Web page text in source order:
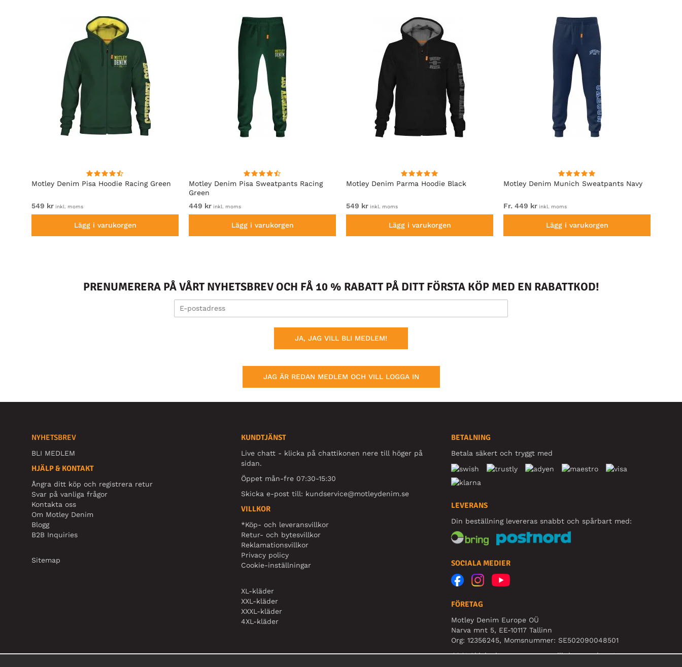
Motley Denim Pisa Hoodie Racing Green
549 kr inkl. moms
Lägg i varukorgen
Motley Denim Pisa Sweatpants Racing
Green
449 kr inkl. moms
Lägg i varukorgen
Motley Denim Parma Hoodie Black
549 kr inkl. moms
Lägg i varukorgen
Motley Denim Munich Sweatpants Navy
Fr. 449 kr inkl. moms
Lägg i varukorgen
PRENUMERERA PÅ VÅRT NYHETSBREV OCH FÅ 10 % RABATT PÅ DITT FÖRSTA KÖP MED EN RABATTKOD!
JA, JAG VILL BLI MEDLEM!
JAG ÄR REDAN MEDLEM OCH VILL LOGGA IN
NYHETSBREV
BLI MEDLEM
HJÄLP & KONTAKT
Ångra ditt köp och registrera retur
Svar på vanliga frågor
Kontakta oss
Om Motley Denim
Blogg
B2B Inquiries
Sitemap
KUNDTJÄNST
Live chatt - klicka på chattikonen nere till höger på
sidan.
Öppet mån-fre 07:30-15:30
Skicka e-post till: kundservice@motleydenim.se
VILLKOR
*Köp- och leveransvillkor
Retur- och bytesvillkor
Reklamationsvillkor
Privacy policy
Cookie-inställningar
XL-kläder
XXL-kläder
XXXL-kläder
4XL-kläder
BETALNING
Betala säkert och tryggt med
LEVERANS
Din beställning levereras snabbt och spårbart med:
SOCIALA MEDIER
FÖRETAG
Motley Denim Europe OÜ
Narva mnt 5, EE-10117 Tallinn
Org: 12356245, Momsnummer: SE502090048501
OBS! Skicka inte varureturer till denna adress!